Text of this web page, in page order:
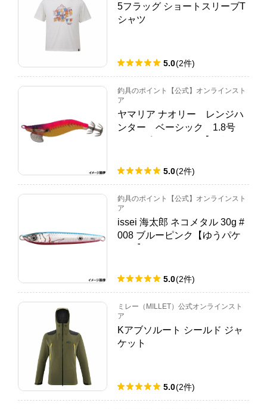
5フラッグ ショートスリーブT
シャツ
5.0(2件)
釣具のポイント【公式】オンラインスト
ア
ヤマリア ナオリー レンジハ
ンター ベーシック 1.8号
5.0(2件)
釣具のポイント【公式】オンラインスト
ア
issei 海太郎 ネコメタル 30g #
008 ブルーピンク【ゆうパケ
5.0(2件)
ミレー（MILLET）公式オンラインスト
ア
Kアブソルート シールド ジャ
ケット
5.0(2件)